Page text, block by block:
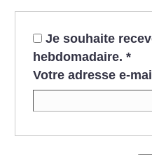
Je souhaite
hebdomadaire. *
Votre adresse e-